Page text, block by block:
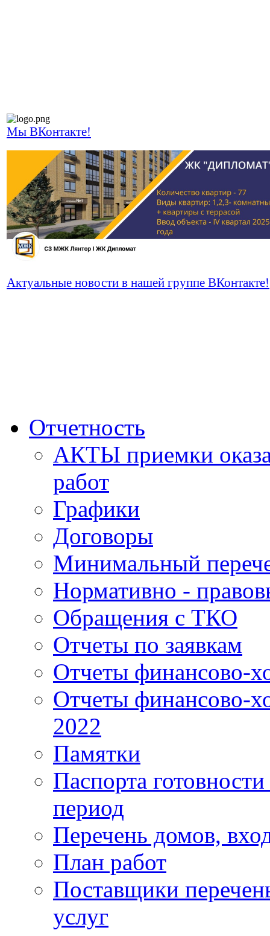
Мы ВКонтакте!
Актуальные новости в нашей группе ВКонтакте!
Отчетность
АКТЫ приемки
работ
Графики
Договоры
Минимальный
Нормативно -
Обращения с ТКО
Отчеты по заявкам
Отчеты финансово-
Отчеты финансово-
2022
Памятки
Паспорта
период
Перечень домов,
План работ
Поставщики
услуг